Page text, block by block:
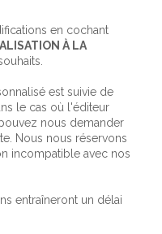
en cochant
À LA
est suivie de
le cas où l'éditeur
nous demander
Nous nous réservons
incompatible avec nos
entraîneront un délai